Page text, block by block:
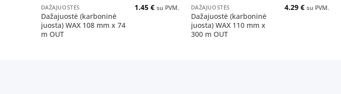
DAŽAJUOSTĖS
Dažajuostė (karboninė
juosta) WAX 108 mm x 74
m OUT
1.45€ su PVM. DAŽAJUOSTĖS
Dažajuostė (karboninė
juosta) WAX 110 mm x
300 m OUT
4.29€ su PVM.